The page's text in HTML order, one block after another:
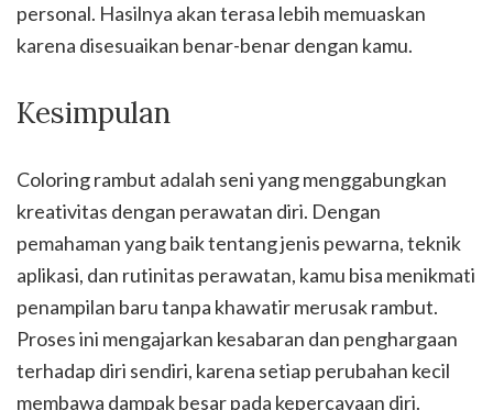
personal. Hasilnya akan terasa lebih memuaskan
karena disesuaikan benar-benar dengan kamu.
Kesimpulan
Coloring rambut adalah seni yang menggabungkan
kreativitas dengan perawatan diri. Dengan
pemahaman yang baik tentang jenis pewarna, teknik
aplikasi, dan rutinitas perawatan, kamu bisa menikmati
penampilan baru tanpa khawatir merusak rambut.
Proses ini mengajarkan kesabaran dan penghargaan
terhadap diri sendiri, karena setiap perubahan kecil
membawa dampak besar pada kepercayaan diri.